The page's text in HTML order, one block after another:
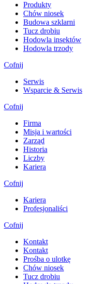
Produkty
Chów niosek
Budowa szklarni
Tucz drobiu
Hodowla insektów
Hodowla trzody
Cofnij
Serwis
Wsparcie & Serwis
Cofnij
Firma
Misja i wartości
Zarząd
Historia
Liczby
Kariera
Cofnij
Kariera
Profesjonaliści
Cofnij
Kontakt
Kontakt
Prośba o ulotkę
Chów niosek
Tucz drobiu